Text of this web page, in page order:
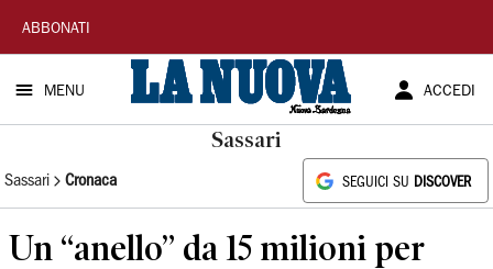
La
Nuova
Sardegna
ABBONATI
MENU ACCEDI
Sassari
Sassari Cronaca SEGUICI SU DISCOVER
Un “anello” da 15 milioni per